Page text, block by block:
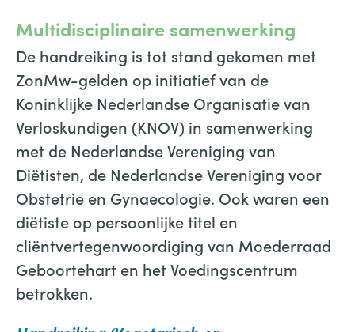
Multidisciplinaire samenwerking
De handreiking is tot stand gekomen met
ZonMw-gelden op initiatief van de
Koninklijke Nederlandse Organisatie van
Verloskundigen (KNOV) in samenwerking
met de Nederlandse Vereniging van
Diëtisten, de Nederlandse Vereniging voor
Obstetrie en Gynaecologie. Ook waren een
diëtiste op persoonlijke titel en
cliëntvertegenwoordiging van Moederraad
Geboortehart en het Voedingscentrum
betrokken.